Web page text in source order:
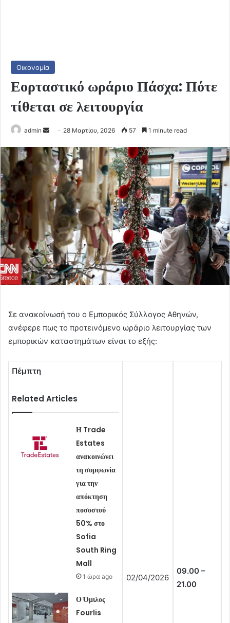
Οικονομία
Εορταστικό ωράριο Πάσχα: Πότε
τίθεται σε λειτουργία
admin
Send
email
28 Μαρτίου, 2026 57 1 minute read
Σε ανακοίνωσή του ο Εμπορικός Σύλλογος Αθηνών,
ανέφερε πως το προτεινόμενο ωράριο λειτουργίας των
εμπορικών καταστημάτων είναι το εξής:
Πέμπτη
Related Articles
Η Trade
Estates
ανακοινώνει
τη συμφωνία
για την
απόκτηση
ποσοστού
50% στο
Sofia
South Ring
Mall
1 ώρα ago
Ο Όμιλος
Fourlis
02/04/2026
09.00 –
21.00